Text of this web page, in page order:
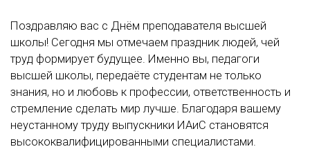
Поздравляю вас с Днём преподавателя высшей
школы! Сегодня мы отмечаем праздник людей, чей
труд формирует будущее. Именно вы, педагоги
высшей школы, передаёте студентам не только
знания, но и любовь к профессии, ответственность и
стремление сделать мир лучше. Благодаря вашему
неустанному труду выпускники ИАиС становятся
высококвалифицированными специалистами.